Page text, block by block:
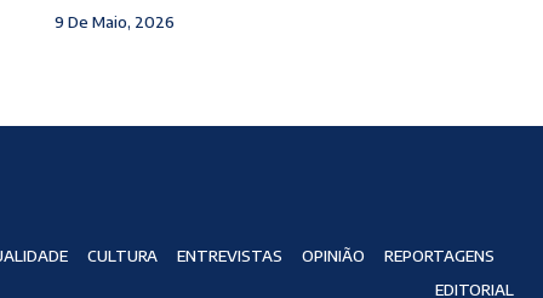
9 De Maio, 2026
CULTURA ENTREVISTAS OPINIÃO
REPORTAGENS
EDITORIAL